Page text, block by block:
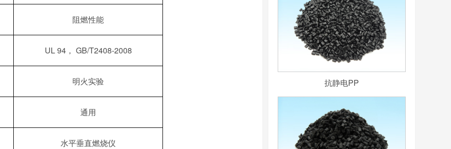
阻燃性能
UL 94， GB/T2408-2008
明火实验
通用
水平垂直燃烧仪
抗静电PP